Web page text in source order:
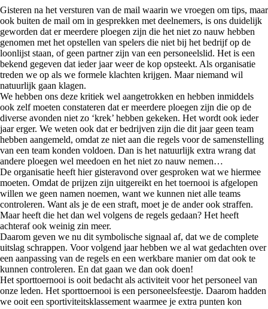
Gisteren na het versturen van de mail waarin we vroegen om tips, maar
ook buiten de mail om in gesprekken met deelnemers, is ons duidelijk
geworden dat er meerdere ploegen zijn die het niet zo nauw hebben
genomen met het opstellen van spelers die niet bij het bedrijf op de
loonlijst staan, of geen partner zijn van een personeelslid. Het is een
bekend gegeven dat ieder jaar weer de kop opsteekt. Als organisatie
treden we op als we formele klachten krijgen. Maar niemand wil
natuurlijk gaan klagen.
We hebben ons deze kritiek wel aangetrokken en hebben inmiddels
ook zelf moeten constateren dat er meerdere ploegen zijn die op de
diverse avonden niet zo ‘krek’ hebben gekeken. Het wordt ook ieder
jaar erger. We weten ook dat er bedrijven zijn die dit jaar geen team
hebben aangemeld, omdat ze niet aan die regels voor de samenstelling
van een team konden voldoen. Dan is het natuurlijk extra wrang dat
andere ploegen wel meedoen en het niet zo nauw nemen…
De organisatie heeft hier gisteravond over gesproken wat we hiermee
moeten. Omdat de prijzen zijn uitgereikt en het toernooi is afgelopen
willen we geen namen noemen, want we kunnen niet alle teams
controleren. Want als je de een straft, moet je de ander ook straffen.
Maar heeft die het dan wel volgens de regels gedaan? Het heeft
achteraf ook weinig zin meer.
Daarom geven we nu dit symbolische signaal af, dat we de complete
uitslag schrappen. Voor volgend jaar hebben we al wat gedachten over
een aanpassing van de regels en een werkbare manier om dat ook te
kunnen controleren. En dat gaan we dan ook doen!
Het sporttoernooi is ooit bedacht als activiteit voor het personeel van
onze leden. Het sporttoernooi is een personeelsfeestje. Daarom hadden
we ooit een sportiviteitsklassement waarmee je extra punten kon